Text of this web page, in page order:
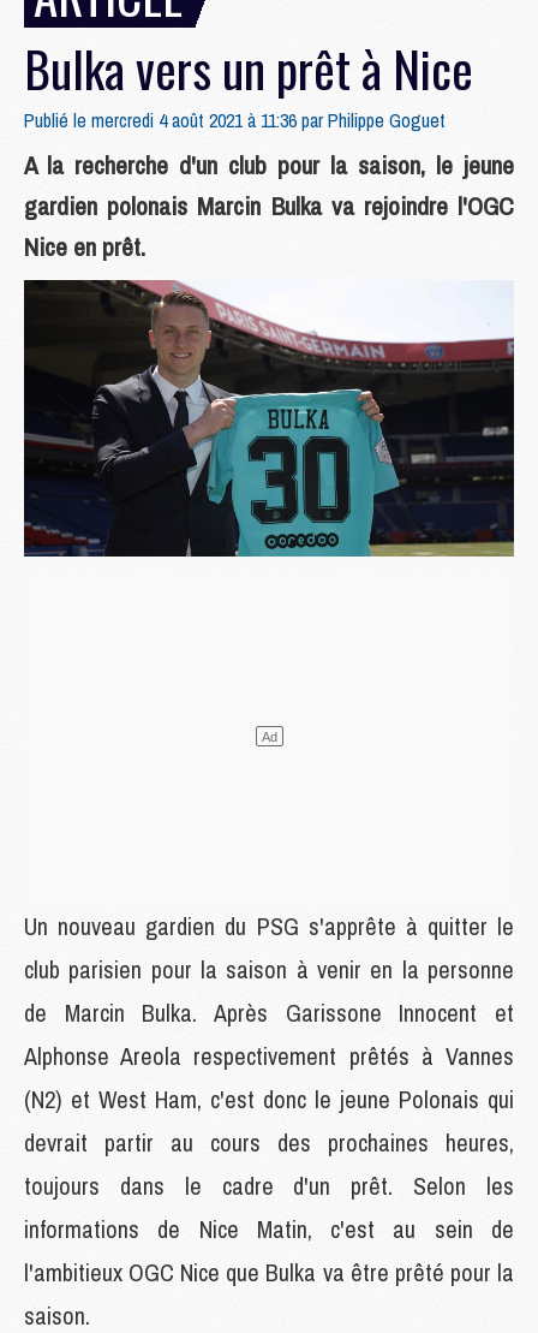
Bulka vers un prêt à Nice
Publié le mercredi 4 août 2021 à 11:36 parPhilippe Goguet
A la recherche d'un club pour la saison, le jeune
gardien polonais Marcin Bulka va rejoindre l'OGC
Nice en prêt.
Un nouveau gardien du PSG s'apprête à quitter le
club parisien pour la saison à venir en la personne
de Marcin Bulka. Après Garissone Innocent et
Alphonse Areola respectivement prêtés à Vannes
(N2) et West Ham, c'est donc le jeune Polonais qui
devrait partir au cours des prochaines heures,
toujours dans le cadre d'un prêt. Selon les
informations de Nice Matin, c'est au sein de
l'ambitieux OGC Nice que Bulka va être prêté pour la
saison.